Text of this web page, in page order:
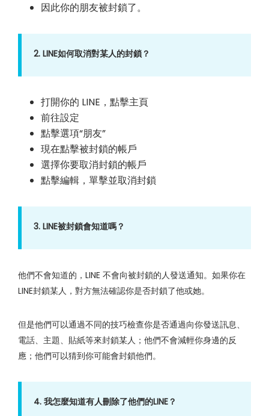
因此你的朋友被封鎖了。
2. LINE如何取消對某人的封鎖？
打開你的 LINE，點擊主頁
前往設定
點擊選項“朋友”
現在點擊被封鎖的帳戶
選擇你要取消封鎖的帳戶
點擊編輯，單擊並取消封鎖
3. LINE被封鎖會知道嗎？
他們不會知道的，LINE 不會向被封鎖的人發送通知。如果你在
LINE封鎖某人，對方無法確認你是否封鎖了他或她。
但是他們可以通過不同的技巧檢查你是否通過向你發送訊息、
電話、主題、貼紙等來封鎖某人；他們不會減輕你身邊的反
應；他們可以猜到你可能會封鎖他們。
4. 我怎麼知道有人刪除了他們的LINE？